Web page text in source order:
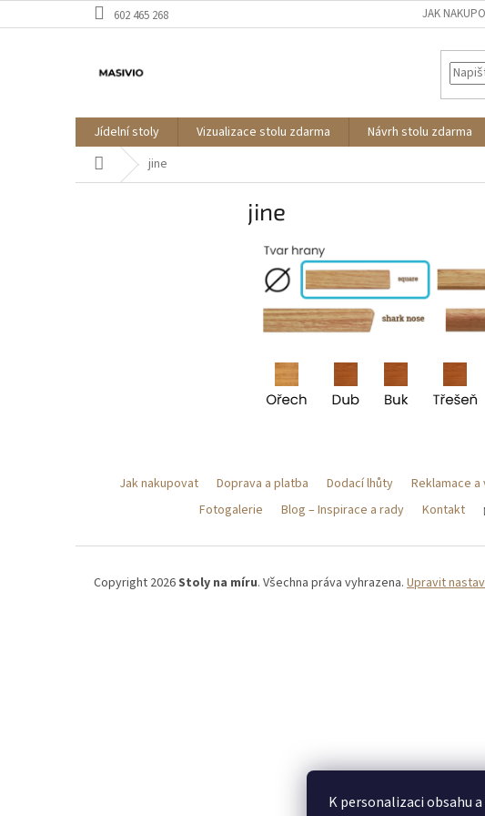
K personalizaci obsahu
na
602 465 268 JAK
Jídelní stoly Vizualizace stolu zdarma Návrh stolu zdarma
Domů jine
jine
Jak nakupovat Doprava a platba Dodací lhůty Reklamace
Fotogalerie
Blog – Inspirace a rady Kontakt
Copyright 2026Stoly na míru. Všechna práva vyhrazena. Upravit